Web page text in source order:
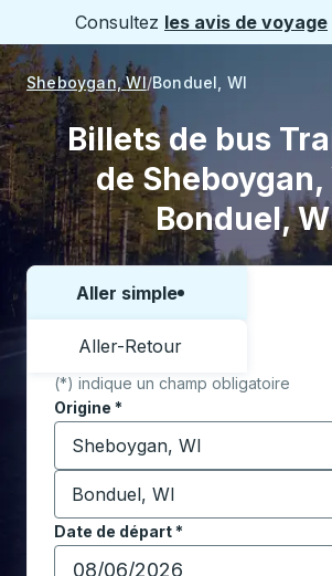
Consultez les avis de voyage
Sheboygan, WI Bonduel, WI
Billets de bus
de Sheboygan,
Bonduel,
Choisissez un sens ou un aller-
Aller simple
Aller-Retour
(*) indique un champ obligatoire
Origine *
Commencez à saisir la ville
Destination*
Commencez à saisir la ville de
Date de départ*
Tapez la date au format date